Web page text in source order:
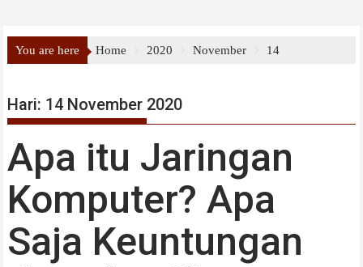
You are here Home 2020 November 14
Hari: 14 November 2020
Apa itu Jaringan
Komputer? Apa
Saja Keuntungan